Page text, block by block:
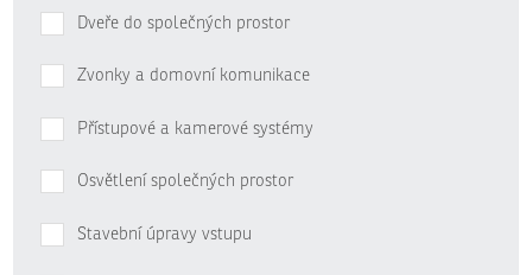
Dveře do společných prostor
Zvonky a domovní komunikace
Přístupové a kamerové systémy
Osvětlení společných prostor
Stavební úpravy vstupu